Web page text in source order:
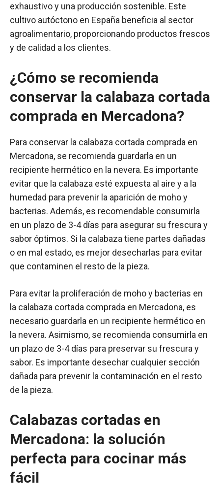
exhaustivo y una producción sostenible. Este
cultivo autóctono en España beneficia al sector
agroalimentario, proporcionando productos frescos
y de calidad a los clientes.
¿Cómo se recomienda
conservar la calabaza cortada
comprada en Mercadona?
Para conservar la calabaza cortada comprada en
Mercadona, se recomienda guardarla en un
recipiente hermético en la nevera. Es importante
evitar que la calabaza esté expuesta al aire y a la
humedad para prevenir la aparición de moho y
bacterias. Además, es recomendable consumirla
en un plazo de 3-4 días para asegurar su frescura y
sabor óptimos. Si la calabaza tiene partes dañadas
o en mal estado, es mejor desecharlas para evitar
que contaminen el resto de la pieza.
Para evitar la proliferación de moho y bacterias en
la calabaza cortada comprada en Mercadona, es
necesario guardarla en un recipiente hermético en
la nevera. Asimismo, se recomienda consumirla en
un plazo de 3-4 días para preservar su frescura y
sabor. Es importante desechar cualquier sección
dañada para prevenir la contaminación en el resto
de la pieza.
Calabazas cortadas en
Mercadona: la solución
perfecta para cocinar más
fácil